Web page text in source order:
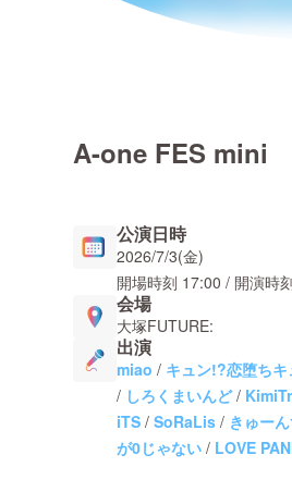
A-one FES mini
公演日時
2026/7/3(金)
開場時刻 17:00 / 開演時
会場
大塚FUTURE:
出演
miao / キュン!?恋堕ちキ
/ しろくまいんど/
iTS / SoRaLis / きゅーん
が0じゃない / LOVE